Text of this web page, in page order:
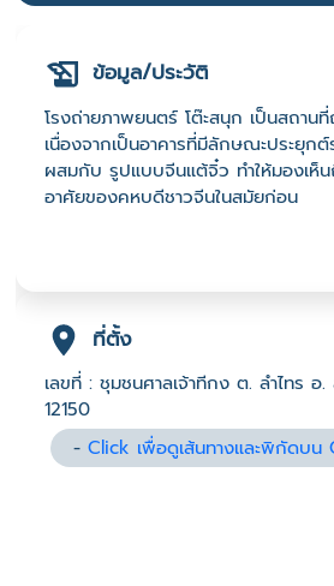
ข้อมูล/ประวัติ
โรงถ่ายภาพยนตร์ โต๊ะสนุก เป็นสถานที่
เนื่องจากเป็นอาคารที่มีลักษณะประยุก
ผสมกับ รูปแบบจีนแต้จิ๋ว ทำให้มองเห็
อาศัยของคหบดีชาวจีนในสมัยก่อน
ที่ตั้ง
เลขที่ : ชุมชนศาลเจ้าทีกง ต. ลำไทร อ
12150
-Click เพื่อดูเส้นทางและพิกัดบ